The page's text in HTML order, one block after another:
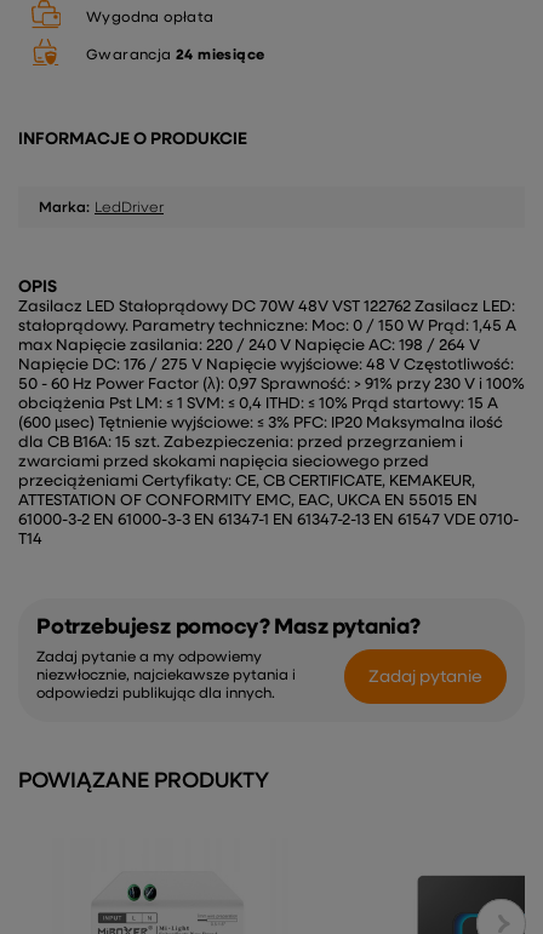
Wygodna opłata
Gwarancja 24 miesiące
INFORMACJE O PRODUKCIE
Marka: LedDriver
OPIS
Zasilacz LED Stałoprądowy DC 70W 48V VST 122762 Zasilacz LED:
stałoprądowy. Parametry techniczne: Moc: 0 / 150 W Prąd: 1,45 A
max Napięcie zasilania: 220 / 240 V Napięcie AC: 198 / 264 V
Napięcie DC: 176 / 275 V Napięcie wyjściowe: 48 V Częstotliwość:
50 - 60 Hz Power Factor (λ): 0,97 Sprawność: > 91% przy 230 V i 100%
obciążenia Pst LM: ≤ 1 SVM: ≤ 0,4 ITHD: ≤ 10% Prąd startowy: 15 A
(600 µsec) Tętnienie wyjściowe: ≤ 3% PFC: IP20 Maksymalna ilość
dla CB B16A: 15 szt. Zabezpieczenia: przed przegrzaniem i
zwarciami przed skokami napięcia sieciowego przed
przeciążeniami Certyfikaty: CE, CB CERTIFICATE, KEMAKEUR,
ATTESTATION OF CONFORMITY EMC, EAC, UKCA EN 55015 EN
61000-3-2 EN 61000-3-3 EN 61347-1 EN 61347-2-13 EN 61547 VDE 0710-
T14
Potrzebujesz pomocy? Masz pytania?
Zadaj pytanie a my odpowiemy
niezwłocznie, najciekawsze pytania i
odpowiedzi publikując dla innych.
Zadaj pytanie
POWIĄZANE PRODUKTY